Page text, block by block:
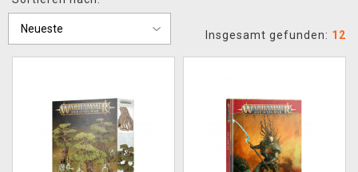
Insgesamt gefunden: 12